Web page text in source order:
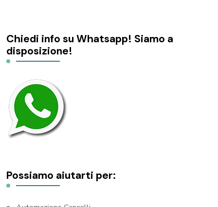
Chiedi info su Whatsapp! Siamo a
disposizione!
Possiamo aiutarti per: